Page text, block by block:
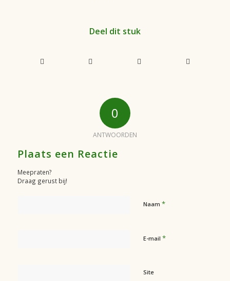
Deel dit stuk
0
ANTWOORDEN
Plaats een Reactie
Meepraten?
Draag gerust bij!
Naam *
E-mail *
Site